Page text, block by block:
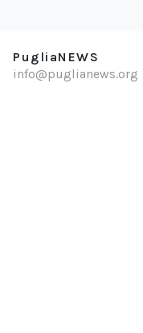
PugliaNEWS
info@puglianews.org